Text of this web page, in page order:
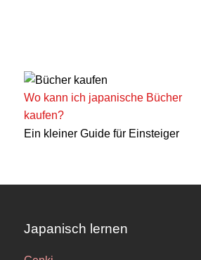
Wo kann ich japanische Bücher
kaufen?
Ein kleiner Guide für Einsteiger
Japanisch lernen